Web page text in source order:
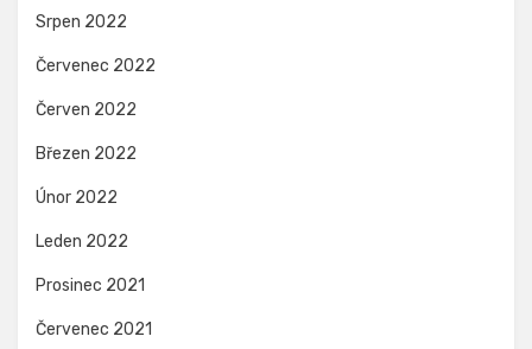
Srpen 2022
Červenec 2022
Červen 2022
Březen 2022
Únor 2022
Leden 2022
Prosinec 2021
Červenec 2021